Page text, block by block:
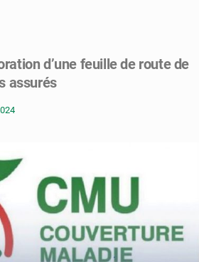
d’une feuille de route de
assurés